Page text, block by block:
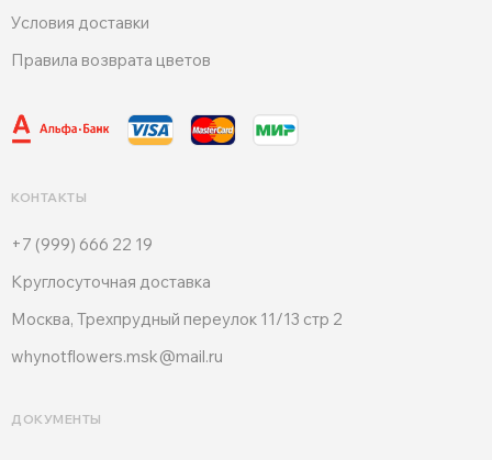
ДОКУМЕНТЫ
Условия доставки
Правила возврата цветов
+7 (999) 666 22 19
КОНТАКТЫ
Круглосуточная доставка
Москва, Трехпрудный переулок 11/13 стр 2
whynotflowers.msk@mail.ru